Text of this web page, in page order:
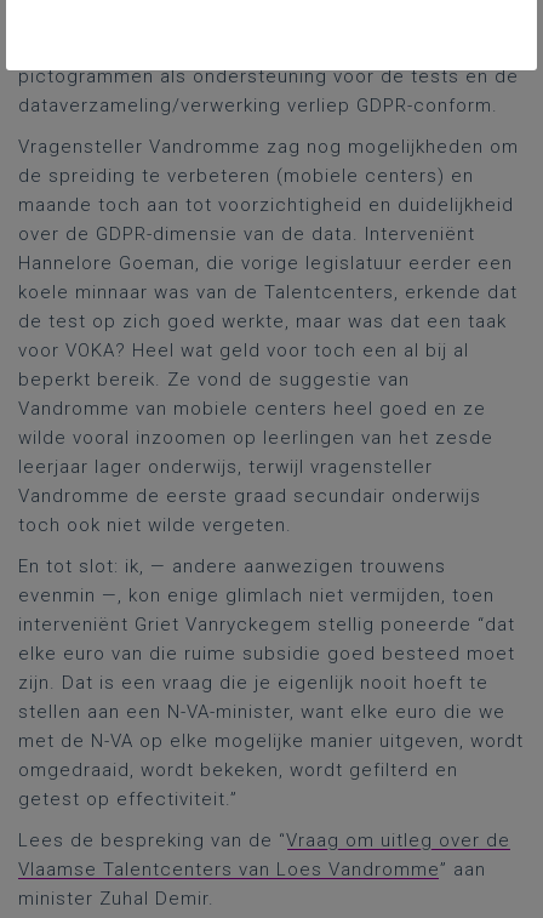
pictogrammen als ondersteuning voor de tests en de
dataverzameling/verwerking verliep GDPR-conform.
Vragensteller Vandromme zag nog mogelijkheden om
de spreiding te verbeteren (mobiele centers) en
maande toch aan tot voorzichtigheid en duidelijkheid
over de GDPR-dimensie van de data. Interveniënt
Hannelore Goeman, die vorige legislatuur eerder een
koele minnaar was van de Talentcenters, erkende dat
de test op zich goed werkte, maar was dat een taak
voor VOKA? Heel wat geld voor toch een al bij al
beperkt bereik. Ze vond de suggestie van
Vandromme van mobiele centers heel goed en ze
wilde vooral inzoomen op leerlingen van het zesde
leerjaar lager onderwijs, terwijl vragensteller
Vandromme de eerste graad secundair onderwijs
toch ook niet wilde vergeten.
En tot slot: ik, — andere aanwezigen trouwens
evenmin —, kon enige glimlach niet vermijden, toen
interveniënt Griet Vanryckegem stellig poneerde “dat
elke euro van die ruime subsidie goed besteed moet
zijn. Dat is een vraag die je eigenlijk nooit hoeft te
stellen aan een N-VA-minister, want elke euro die we
met de N-VA op elke mogelijke manier uitgeven, wordt
omgedraaid, wordt bekeken, wordt gefilterd en
getest op effectiviteit.”
Lees de bespreking van de “Vraag om uitleg over de
Vlaamse Talentcenters van Loes Vandromme” aan
minister Zuhal Demir.